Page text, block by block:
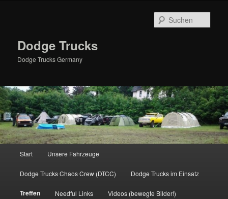
Dodge Trucks
Dodge Trucks Germany
Start Unsere Fahrzeuge
Dodge Trucks Chaos Crew (DTCC) Dodge Trucks im Einsatz
Treffen Needful Links Videos (bewegte Bilder!)